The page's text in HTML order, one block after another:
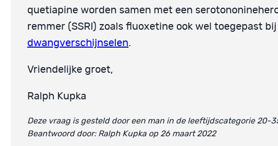
quetiapine worden samen met een
remmer (SSRI) zoals fluoxetine ook wel toegepast bij
dwangverschijnselen.
Vriendelijke groet,
Ralph Kupka
Deze vraag is gesteld door een man in de leeftijdscategorie 20-
Beantwoord door: Ralph Kupka op 26 maart 2022